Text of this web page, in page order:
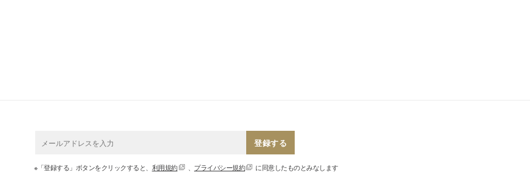
登録する
※「登録する」ボタンをクリックすると、 利用規約 、 プライバシー規約 に同意したものとみなします